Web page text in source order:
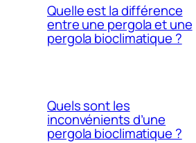
Quelle est la différence
entre une pergola et une
pergola bioclimatique ?
Quels sont les
inconvénients d’une
pergola bioclimatique ?